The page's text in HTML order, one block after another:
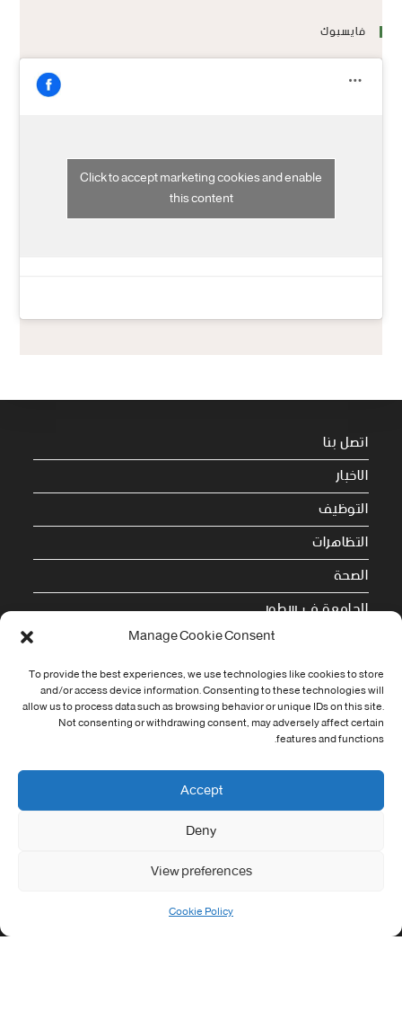
Manage Cookie Consent
To provide the best experiences, we use technologies like cookies to store
and/or access device information. Consenting to these technologies will
allow us to process data such as browsing behavior or unique IDs on this site.
Not consenting or withdrawing consent, may adversely affect certain
features and functions.
Accept
Deny
View preferences
Cookie Policy
فايسبوك
Click to accept marketing cookies and enable
this content
اتصل بنا
الاخبار
التوظيف
التظاهرات
الصحة
الجامعة في سطور
Cookie Policy (EU)
معلومات الاتصال
Address:
جامعة العربي التبسي طريق قسنطينة - تبسة
contact@univ-tebessa.dz